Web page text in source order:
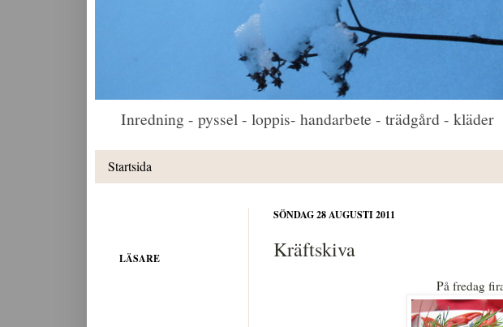
Inredning - pyssel - loppis- handarbete - trädgård - kläder
Startsida
SÖNDAG 28 AUGUSTI 2011
Kräftskiva
På fredag
LÄSARE